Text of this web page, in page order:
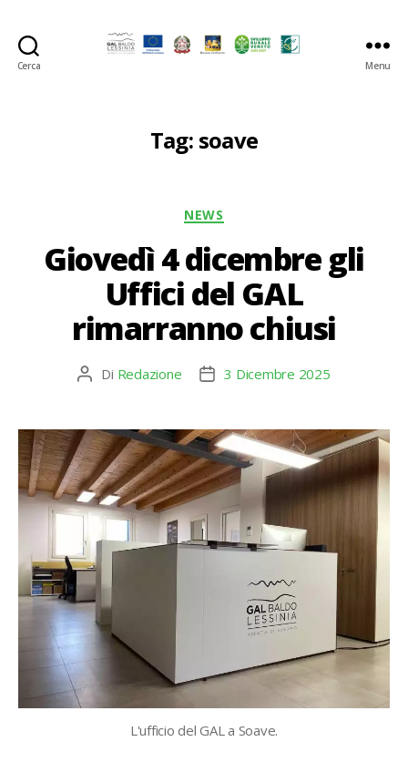
Cerca Menu
Tag: soave
Categorie
NEWS
Giovedì 4 dicembre gli
Uffici del GAL
rimarranno chiusi
Autore
Di Redazione
Data3 Dicembre 2025
L'ufficio del GAL a Soave.